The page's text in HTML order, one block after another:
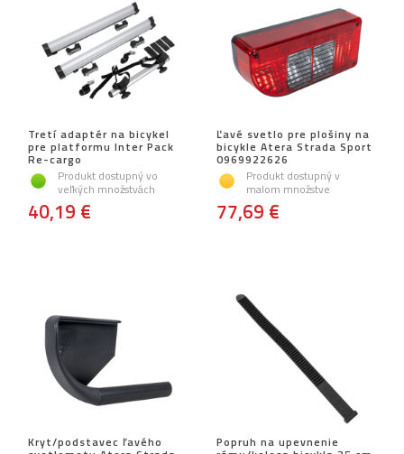
Tretí adaptér na bicykel
pre platformu Inter Pack
Re-cargo
Produkt dostupný vo
veľkých množstvách
40,19 €
Ľavé svetlo pre plošiny na
bicykle Atera Strada Sport
0969922626
Produkt dostupný v
malom množstve
77,69 €
Kryt/podstavec ľavého Popruh na upevnenie